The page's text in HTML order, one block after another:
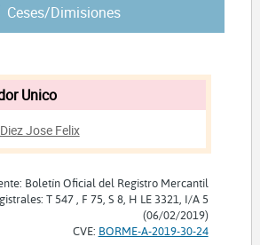
Ceses/Dimisiones
Unico
Jose Felix
Boletín Oficial del Registro Mercantil
T 547 , F 75, S 8, H LE 3321, I/A 5
(06/02/2019)
CVE: BORME-A-2019-30-24